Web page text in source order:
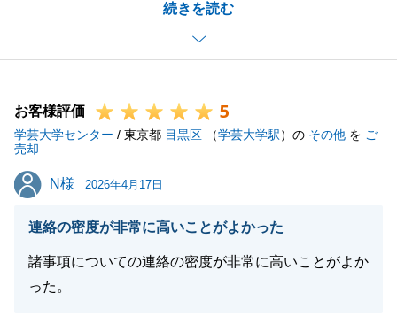
続きを読む
数年前のご自宅売却から良いご縁をいただき、他にも
不動産会社のお付き合いがある中、弊社へ投資用マン
ションのご売却もお任せいただきましたこと、重ねて
販売継続中の物件がまだございますので、早期成約に
向けて努力して参ります。
今後ともよろしくお願いいたします。
閉じる
お客様評価 5
学芸大学センター / 東京都 目黒区 （学芸大学駅）の その他 を ご
売却
N様
N様 2026年4月17日
連絡の密度が非常に高いことがよかった
諸事項についての連絡の密度が非常に高いことがよか
った。